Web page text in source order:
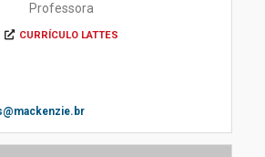
Professora
CURRÍCULO LATTES